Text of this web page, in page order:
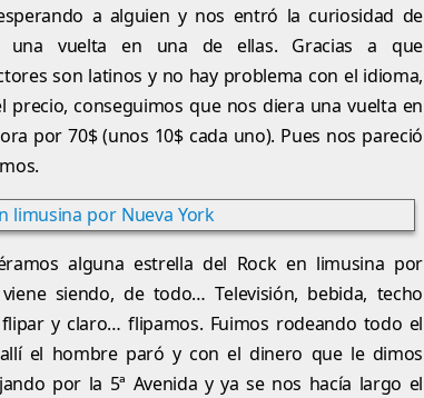
a alguien y nos entró la curiosidad de
una vuelta en una de ellas. Gracias a que
son latinos y no hay problema con el idioma,
precio, conseguimos que nos diera una vuelta en
por 70$ (unos 10$ cada uno). Pues nos pareció
alguna estrella del Rock en limusina por
siendo, de todo… Televisión, bebida, techo
y claro… flipamos. Fuimos rodeando todo el
el hombre paró y con el dinero que le dimos
por la 5ª Avenida y ya se nos hacía largo el